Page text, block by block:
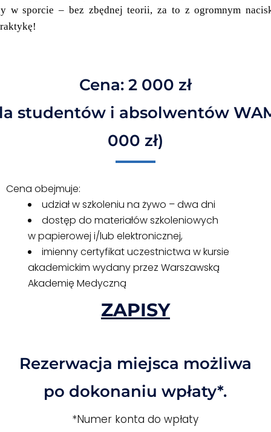
w sporcie – bez zbędnej teorii, za to z ogromnym
Cena: 2 000 zł
studentów i absolwentów
000 zł)
Cena obejmuje:
udział w szkoleniu na żywo – dwa dni
dostęp do materiałów szkoleniowych
w papierowej i/lub elektronicznej,
imienny certyfikat uczestnictwa w kursie
akademickim wydany przez Warszawską
Akademię Medyczną
ZAPISY
Rezerwacja miejsca możliwa
po dokonaniu wpłaty*.
*Numer konta do wpłaty